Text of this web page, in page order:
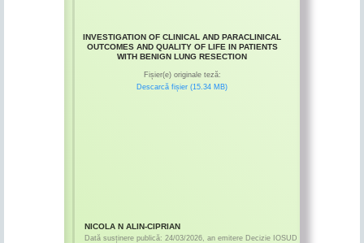
INVESTIGATION OF CLINICAL AND PARACLINICAL
OUTCOMES AND QUALITY OF LIFE IN PATIENTS
WITH BENIGN LUNG RESECTION
Fișier(e) originale teză:
Descarcă fișier (15.34 MB)
NICOLA N ALIN-CIPRIAN
Dată susținere publică: 24/03/2026 an emitere Decizie IOSUD